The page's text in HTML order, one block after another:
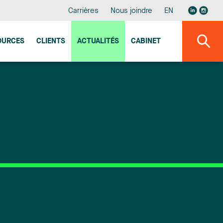
Carrières Nous joindre EN
CLIENTS ACTUALITÉS CABINET